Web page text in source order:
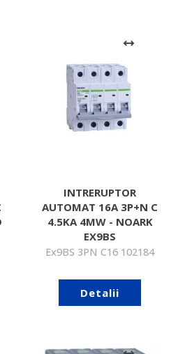
INTRERUPTOR
AUTOMAT 16A 3P+N C
4.5KA 4MW - NOARK
EX9BS
Ex9BS 3PN C16 102184
Detalii